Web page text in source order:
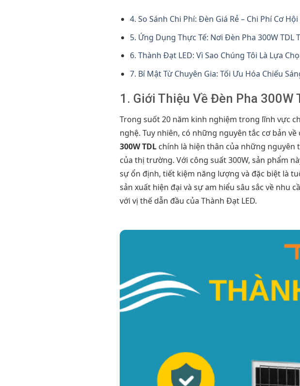
4. So Sánh Chi Phí: Đèn Giá Rẻ – Chi Phí Cơ
5. Ứng Dụng Thực Tế: Nơi Đèn Pha 300W TDL
6. Thành Đạt LED: Vì Sao Chúng Tôi Là Lựa
7. Bí Mật Từ Chuyên Gia: Tối Ưu Hóa Chiếu
1. Giới Thiệu Về Đèn Pha 300W
Trong suốt 20 năm kinh nghiệm trong lĩnh vực
nghệ. Tuy nhiên, có những nguyên tắc cơ bản
300W TDL chính là hiện thân của những
của thị trường. Với công suất 300W, sản phẩm
sự ổn định, tiết kiệm năng lượng và đặc biệt là
sản xuất hiện đại và sự am hiểu sâu sắc về nhu
với vị thế dẫn đầu của Thành Đạt LED.